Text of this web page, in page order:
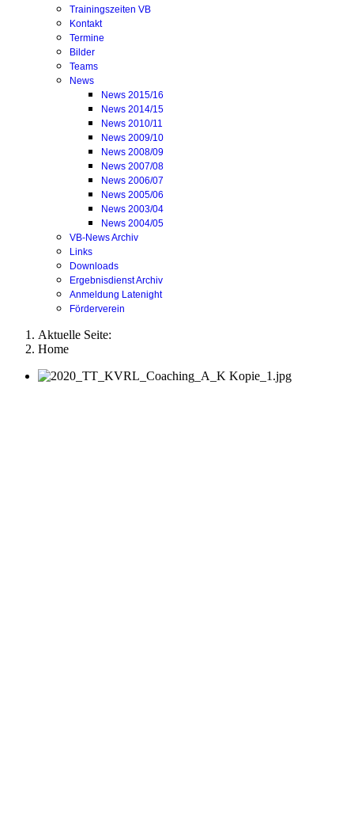
Trainingszeiten VB
Kontakt
Termine
Bilder
Teams
News
News 2015/16
News 2014/15
News 2010/11
News 2009/10
News 2008/09
News 2007/08
News 2006/07
News 2005/06
News 2003/04
News 2004/05
VB-News Archiv
Links
Downloads
Ergebnisdienst Archiv
Anmeldung Latenight
Förderverein
Aktuelle Seite:
Home